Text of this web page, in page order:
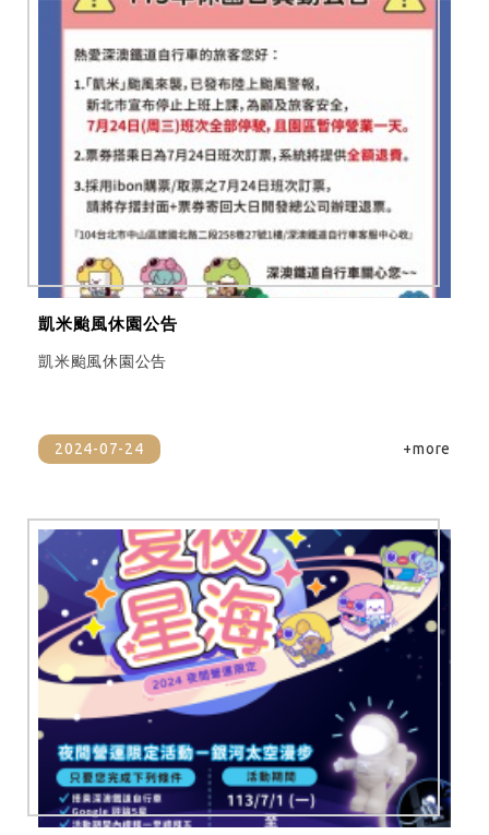
凱米颱風休園公告
凱米颱風休園公告
2024-07-24 +more